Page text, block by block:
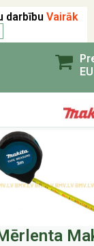
darbību Vairāk